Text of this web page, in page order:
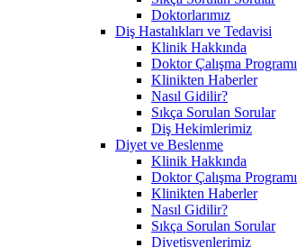
Doktorlarımız
Diş Hastalıkları ve Tedavisi
Klinik Hakkında
Doktor Çalışma Programı
Klinikten Haberler
Nasıl Gidilir?
Sıkça Sorulan Sorular
Diş Hekimlerimiz
Diyet ve Beslenme
Klinik Hakkında
Doktor Çalışma Programı
Klinikten Haberler
Nasıl Gidilir?
Sıkça Sorulan Sorular
Diyetisyenlerimiz